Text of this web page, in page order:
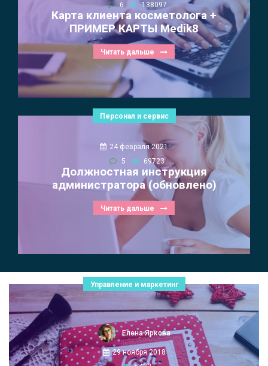
6
138097
Карта клиента косметолога +
ПРИМЕР КАРТЫ Medik8
Читать дальше
Персонал и сервис
24 февраля 2021
5
69723
Должностная инструкция
администратора (обновлено)
Читать дальше
Управление и маркетинг
Елена Яркова
29 ноября 2018